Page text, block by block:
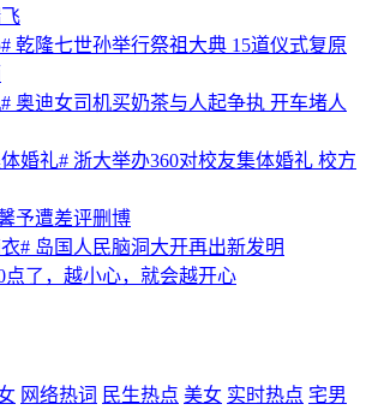
乾隆七世孙举行祭祖大典 15道仪式复原
奥迪女司机买奶茶与人起争执 开车堵人
婚礼# 浙大举办360对校友集体婚礼 校方
予遭差评删博
# 岛国人民脑洞大开再出新发明
点了，越小心，就会越开心
网络热词 民生热点 美女 实时热点 宅男